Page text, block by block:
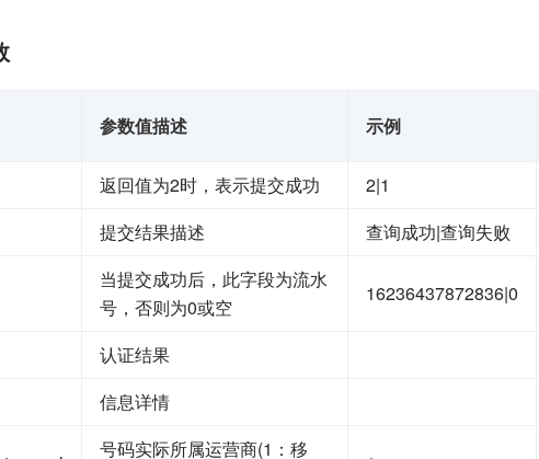
参数值描述 示例
返回值为2时，表示提交成功 2|1
提交结果描述 查询成功|查询失败
当提交成功后，此字段为流水
号，否则为0或空
16236437872836|0
认证结果
信息详情
号码实际所属运营商(1：移